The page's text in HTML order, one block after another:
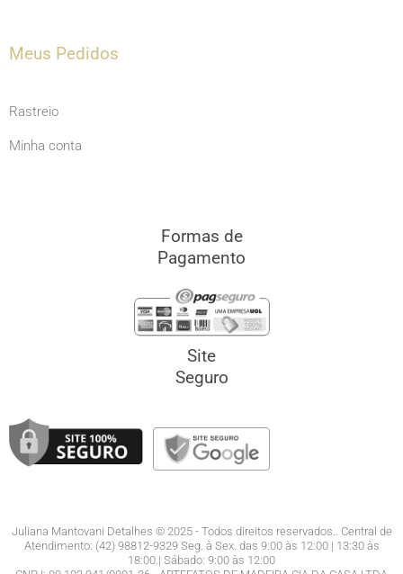
Meus Pedidos
Rastreio
Minha conta
Formas de
Pagamento
Site
Seguro
Juliana Mantovani Detalhes © 2025 - Todos direitos reservados.. Central de
Atendimento: (42) 98812-9329 Seg. à Sex. das 9:00 às 12:00 | 13:30 às
18:00.| Sábado: 9:00 às 12:00